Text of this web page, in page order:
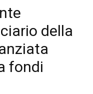
della
fondi